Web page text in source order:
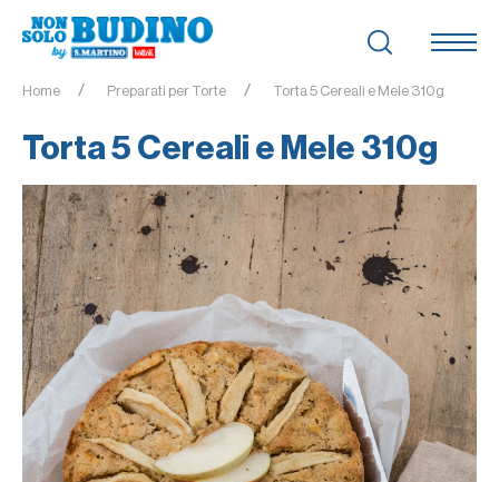
Home Preparati per Torte Torta 5 Cereali e Mele 310g
Torta 5 Cereali e Mele 310g